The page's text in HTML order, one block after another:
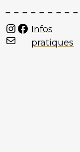
Instagram
Facebook
Mail
Infos
pratiques